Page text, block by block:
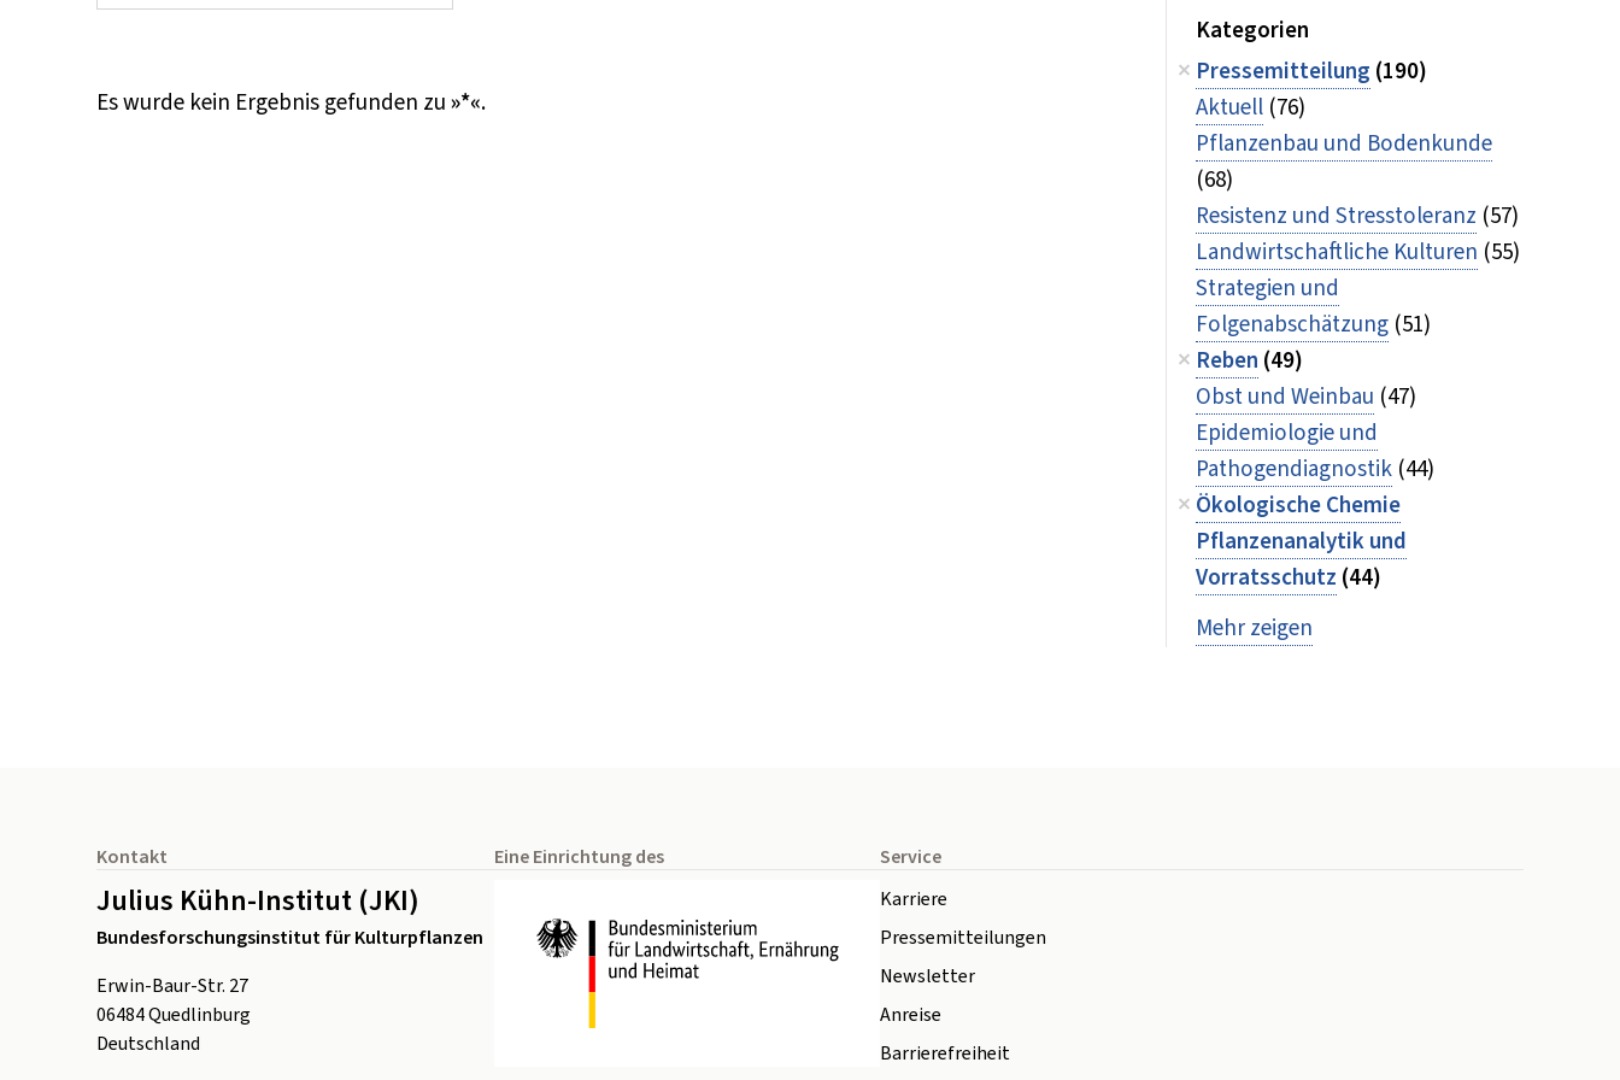
Es wurde kein Ergebnis gefunden zu»*«.
Kategorien
Pressemitteilung (190)
Aktuell (76)
Pflanzenbau und Bodenkunde
(68)
Resistenz und Stresstoleranz (57)
Landwirtschaftliche Kulturen (55)
Strategien und
Folgenabschätzung (51)
Reben (49)
Obst und Weinbau (47)
Epidemiologie und
Pathogendiagnostik (44)
Ökologische Chemie
Pflanzenanalytik und
Vorratsschutz (44)
Mehr zeigen
Kontakt
Julius Kühn-Institut (JKI)
Bundesforschungsinstitut für Kulturpflanzen
Erwin-Baur-Str. 27
06484Quedlinburg
Deutschland
Eine Einrichtung des
Service
Karriere
Pressemitteilungen
Newsletter
Anreise
Barrierefreiheit